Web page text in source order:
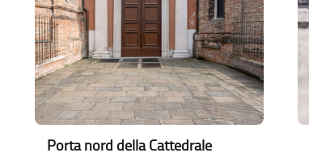
Porta nord della Cattedrale